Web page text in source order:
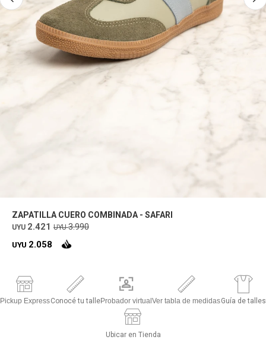
ZAPATILLA CUERO COMBINADA - SAFARI
UYU 2.421 UYU 3.990
UYU 2.058
Pickup ExpressConocé tu talleProbador virtual Ver tabla de medidasGuía de talles
Ubicar en Tienda